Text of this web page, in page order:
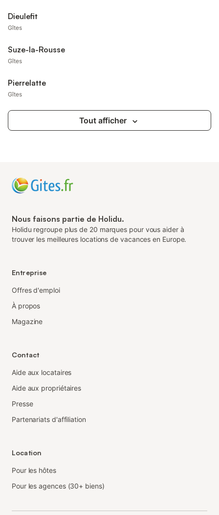
Dieulefit
Gîtes
Suze-la-Rousse
Gîtes
Pierrelatte
Gîtes
Tout afficher
Nous faisons partie de Holidu.
Holidu regroupe plus de 20 marques pour vous aider à
trouver les meilleures locations de vacances en Europe.
Entreprise
Offres d'emploi
À propos
Magazine
Contact
Aide aux locataires
Aide aux propriétaires
Presse
Partenariats d'affiliation
Location
Pour les hôtes
Pour les agences (30+ biens)